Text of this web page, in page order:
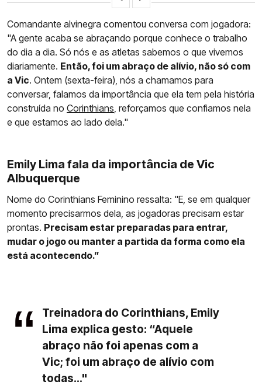
Comandante alvinegra comentou conversa com jogadora:
"A gente acaba se abraçando porque conhece o trabalho
do dia a dia. Só nós e as atletas sabemos o que vivemos
diariamente. Então, foi um abraço de alívio, não só com
a Vic. Ontem (sexta-feira), nós a chamamos para
conversar, falamos da importância que ela tem pela história
construída no Corinthians , reforçamos que confiamos nela
e que estamos ao lado dela."
Emily Lima fala da importância de Vic
Albuquerque
Nome do Corinthians Feminino ressalta: "E, se em qualquer
momento precisarmos dela, as jogadoras precisam estar
prontas. Precisam estar preparadas para entrar,
mudar o jogo ou manter a partida da forma como ela
está acontecendo.”
Treinadora do Corinthians, Emily
Lima explica gesto: “Aquele
abraço não foi apenas com a
Vic; foi um abraço de alívio com
todas..."